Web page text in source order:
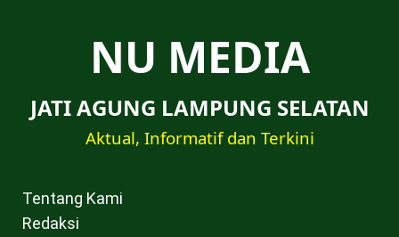
NU MEDIA
JATI AGUNG LAMPUNG SELATAN
Aktual, Informatif dan Terkini
Tentang Kami
Redaksi